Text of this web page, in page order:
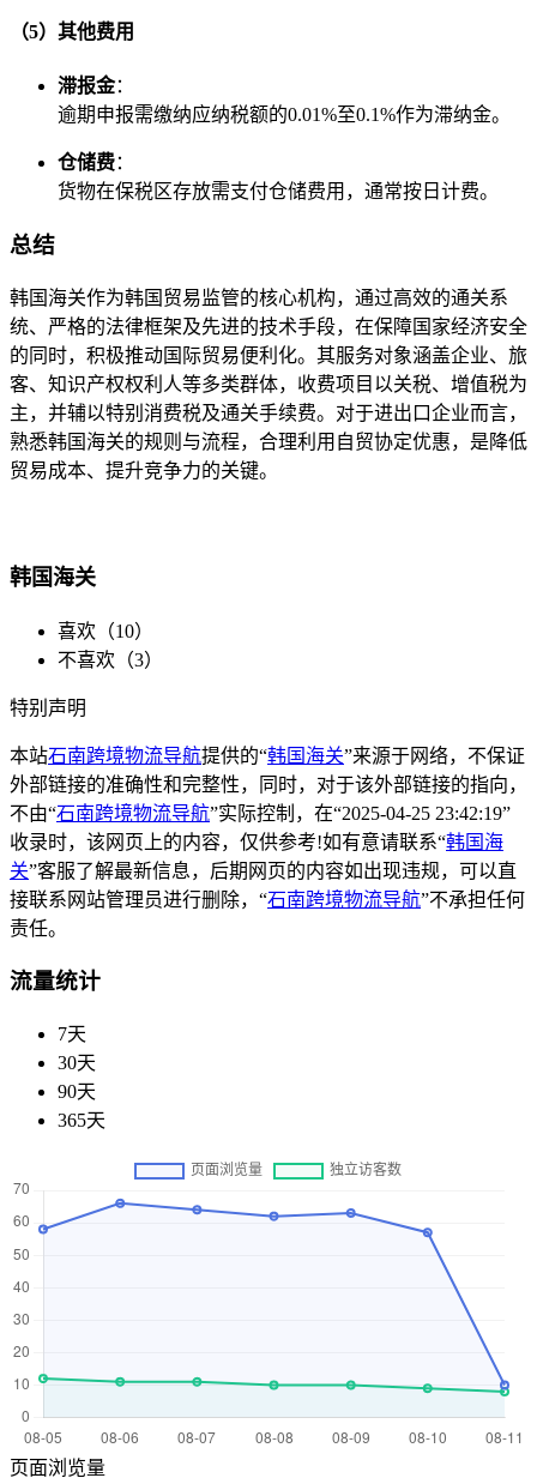
（5）其他费用
滞报金：
逾期申报需缴纳应纳税额的0.01%至0.1%作为滞纳金。
仓储费：
货物在保税区存放需支付仓储费用，通常按日计费。
总结
韩国海关作为韩国贸易监管的核心机构，通过高效的通关系
统、严格的法律框架及先进的技术手段，在保障国家经济安全
的同时，积极推动国际贸易便利化。其服务对象涵盖企业、旅
客、知识产权权利人等多类群体，收费项目以关税、增值税为
主，并辅以特别消费税及通关手续费。对于进出口企业而言，
熟悉韩国海关的规则与流程，合理利用自贸协定优惠，是降低
贸易成本、提升竞争力的关键。
韩国海关
喜欢（10）
不喜欢（3）
特别声明
本站石南跨境物流导航提供的“韩国海关”来源于网络，不保证
外部链接的准确性和完整性，同时，对于该外部链接的指向，
不由“石南跨境物流导航”实际控制，在“2025-04-25 23:42:19”
收录时，该网页上的内容，仅供参考!如有意请联系“韩国海
关”客服了解最新信息，后期网页的内容如出现违规，可以直
接联系网站管理员进行删除，“石南跨境物流导航”不承担任何
责任。
流量统计
7天
30天
90天
365天
页面浏览量